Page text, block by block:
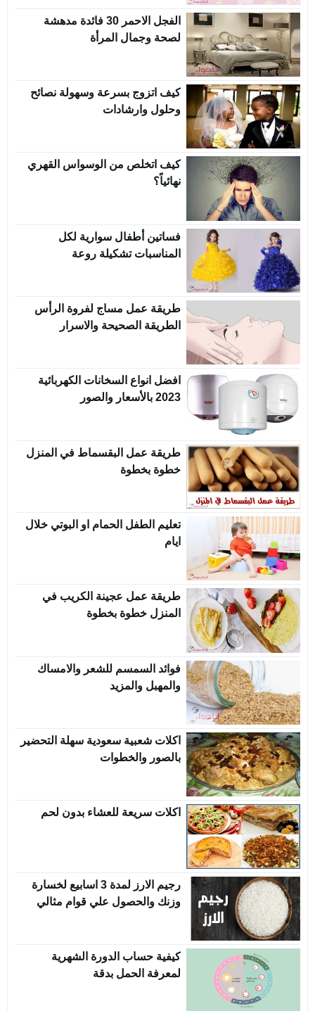
الفجل الاحمر 30 فائدة مدهشة
لصحة وجمال المرأة
كيف اتزوج بسرعة وسهولة نصائح
وحلول وارشادات
كيف اتخلص من الوسواس القهري
نهائياً؟
فساتين أطفال سوارية لكل
المناسبات تشكيلة روعة
طريقة عمل مساج لفروة الرأس
الطريقة الصحيحة والاسرار
افضل انواع السخانات الكهربائية
2023 بالأسعار والصور
طريقة عمل البقسماط في المنزل
خطوة بخطوة
تعليم الطفل الحمام او البوتي خلال
ايام
طريقة عمل عجينة الكريب في
المنزل خطوة بخطوة
فوائد السمسم للشعر والامساك
والمهبل والمزيد
اكلات شعبية سعودية سهلة التحضير
بالصور والخطوات
اكلات سريعة للعشاء بدون لحم
رجيم الارز لمدة 3 اسابيع لخسارة
وزنك والحصول علي قوام مثالي
كيفية حساب الدورة الشهرية
لمعرفة الحمل بدقة